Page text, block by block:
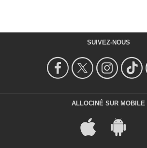
SUIVEZ-NOUS
ALLOCINÉ SUR MOBILE